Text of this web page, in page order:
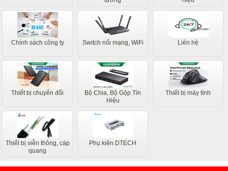
Chính sách công ty Switch nối mạng, WiFi Liên hệ
Thiết bị chuyển đổi
Bộ Chia, Bộ Gộp Tín
Hiệu
Thiết bị máy tính
Thiết bị viễn thông, cáp
quang
Phụ kiện DTECH